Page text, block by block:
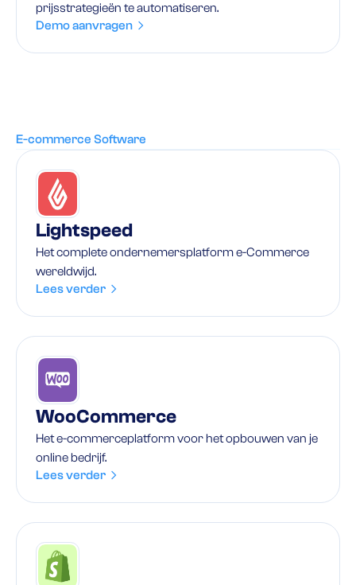
prijsstrategieën te automatiseren.
Demo aanvragen
E-commerce Software
Lightspeed
Het complete ondernemersplatform e-Commerce
wereldwijd.
Lees verder
WooCommerce
Het e-commerceplatform voor het opbouwen van je
online bedrijf.
Lees verder